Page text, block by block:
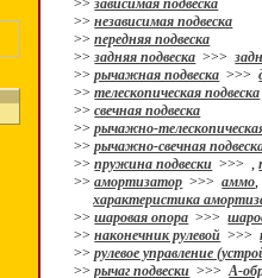
>>зависимая подвеска
>>независимая подвеска
>>передняя подвеска
>>задняя подвеска >>>
>>рычажная подвеска >>>
>>телескопическая подвеска
>>свечная подвеска
>>рычажно-
>>рычажно-свечная
>>пружина подвески >>>,
>>амортизатор >>>аммо,
характеристика
>>шаровая опора >>>
>>наконечник рулевой >>>
>>рулевое управление
>>рычаг подвески >>>А-